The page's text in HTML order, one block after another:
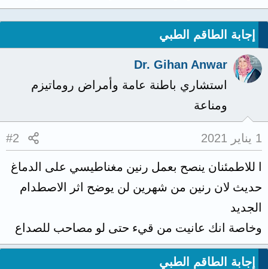
إجابة الطاقم الطبي
Dr. Gihan Anwar
استشاري باطنة عامة وأمراض روماتيزم
ومناعة
1 يناير 2021 #2
ا للاطمئنان ينصح بعمل رنين مغناطيسي على الدماغ
حديث لان رنين من شهرين لن يوضح اثر الاصطدام
الجديد
وخاصة انك عانيت من قيء حتى لو مصاحب للصداع
إجابة الطاقم الطبي